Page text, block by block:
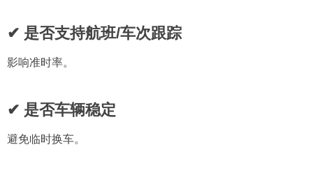
✔ 是否支持航班/车次跟踪
影响准时率。
✔ 是否车辆稳定
避免临时换车。